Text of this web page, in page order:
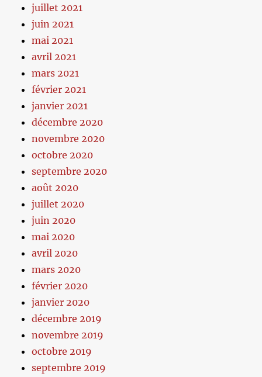
juillet 2021
juin 2021
mai 2021
avril 2021
mars 2021
février 2021
janvier 2021
décembre 2020
novembre 2020
octobre 2020
septembre 2020
août 2020
juillet 2020
juin 2020
mai 2020
avril 2020
mars 2020
février 2020
janvier 2020
décembre 2019
novembre 2019
octobre 2019
septembre 2019